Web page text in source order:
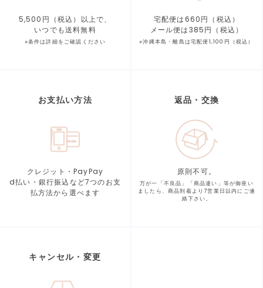
5,500円（税込）以上で、
いつでも送料無料
※条件は詳細をご確認ください
宅配便は660円（税込）
メール便は385円（税込）
※沖縄本島・離島は宅配便1,100円（税込）
お支払い方法
クレジット・PayPay
d払い・銀行振込など7つのお支
払方法から選べます
返品・交換
原則不可。
万が一「不良品」「商品違い」等が御座い
ましたら、商品到着より7営業日以内にご連
絡下さい。
キャンセル・変更